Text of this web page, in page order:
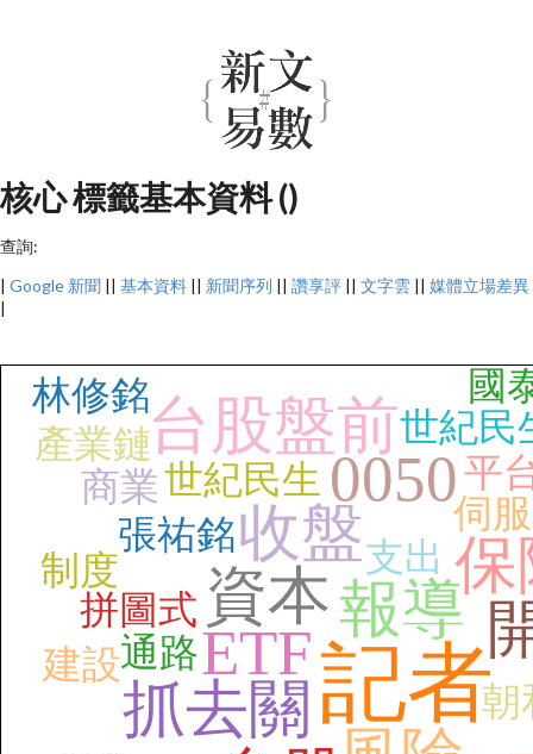
核心 標籤基本資料 ()
查詢:
| Google 新聞 || 基本資料 || 新聞序列 || 讚享評 || 文字雲 || 媒體立場差異
|
記者
報導
保
抓去關
收盤
0050
ETF
台股盤前
資本
世紀民生
朝
世紀民
支出
張祐銘 伺
通路
拼圖式
平
商業
制度
產業鏈
林修銘
建設
國